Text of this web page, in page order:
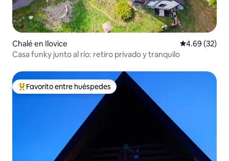
Chalé en Ilovice Calificación
4.69 (32)
Casa funky junto al río: retiro privado y tranquilo
Favorito entre huéspedes preferido
Favorito entre huéspedes